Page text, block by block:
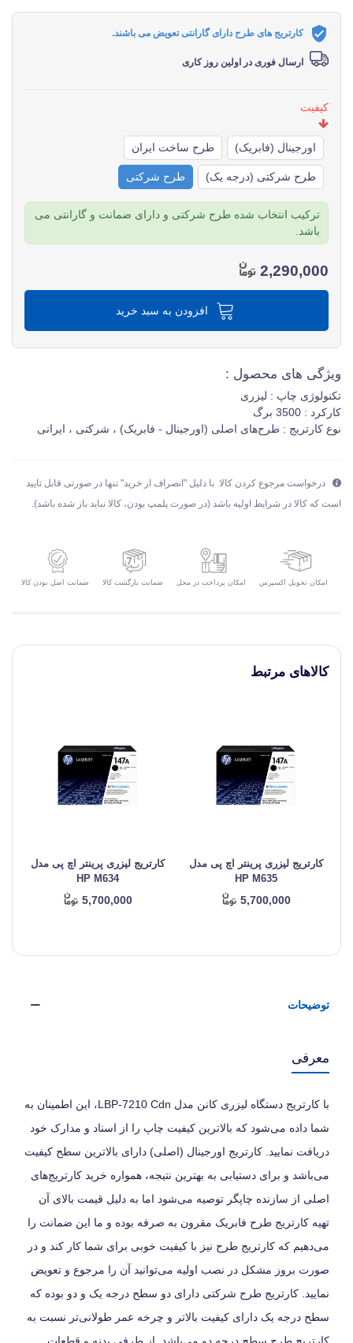
کارتریج های طرح دارای گارانتی تعویض می باشند.
ارسال فوری در اولین روز کاری
کیفیت
اورجینال (فابریک) طرح ساخت ایران
طرح شرکتی (درجه یک) طرح شرکتی
ترکیب انتخاب شده طرح شرکتی و دارای ضمانت و گارانتی می
باشد.
2,290,000
افزودن به سبد خرید
ویژگی های محصول :
تکنولوژی چاپ : لیزری
کارکرد : 3500 برگ
نوع کارتریج : طرح‌های اصلی (اورجینال - فابریک) ، شرکتی ، ایرانی
درخواست مرجوع کردن کالا با دلیل "انصراف از خرید" تنها در صورتی قابل تایید
است که کالا در شرایط اولیه باشد (در صورت پلمپ بودن، کالا نباید باز شده باشد).
امکان تحویل اکسپرس امکان پرداخت در محل ضمانت بازگشت کالا ضمانت اصل بودن کالا
کالاهای مرتبط
کارتریج لیزری پرینتر اچ پی مدل
HP M635
5,700,000
کارتریج لیزری پرینتر اچ پی مدل
HP M634
5,700,000
توضیحات
معرفی
با کارتریج دستگاه لیزری کانن مدل LBP-7210 Cdn، این اطمینان به
شما داده می‌شود که بالاترین کیفیت چاپ را از اسناد و مدارک خود
دریافت نمایید. کارتریج اورجینال (اصلی) دارای بالاترین سطح کیفیت
می‌باشد و برای دستیابی به بهترین نتیجه، همواره خرید کارتریج‌های
اصلی از سازنده چاپگر توصیه می‌شود اما به دلیل قیمت بالای آن
تهیه کارتریج طرح فابریک مقرون به صرفه بوده و ما این ضمانت را
می‌دهیم که کارتریج طرح نیز با کیفیت خوبی برای شما کار کند و در
صورت بروز مشکل در نصب اولیه می‌توانید آن را مرجوع و تعویض
نمایید. کارتریج طرح شرکتی دارای دو سطح درجه یک و دو بوده که
سطح درجه یک دارای کیفیت بالاتر و چرخه عمر طولانی‌تر نسبت به